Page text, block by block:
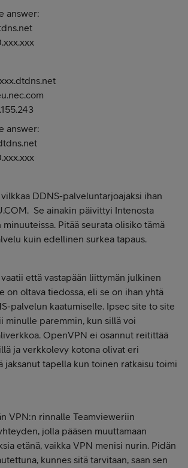
answer:
answer:
DDNS-palveluntarjoajaksi ihan
Se ainakin päivittyi Intenosta
Pitää seurata olisiko tämä
kuin edellinen surkea tapaus.
että vastapään liittymän julkinen
on oltava tiedossa, eli se on ihan yhtä
palvelun kaatumiselle. Ipsec site to site
minulle paremmin, kun sillä voi
OpenVPN ei osannut reitittää
ja verkkolevy kotona olivat eri
jaksanut tapella kun toinen ratkaisu toimi
VPN:n rinnalle Teamvieweriin
jolla pääsen muuttamaan
etänä, vaikka VPN menisi nurin. Pidän
kunnes sitä tarvitaan, saan sen